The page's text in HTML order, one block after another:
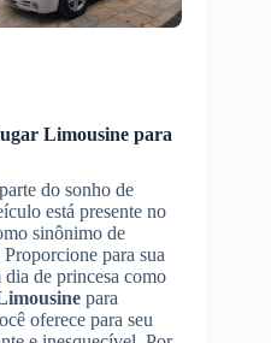
Limousine para
do sonho de
está presente no
sinônimo de
para sua
de princesa como
para
oferece para seu